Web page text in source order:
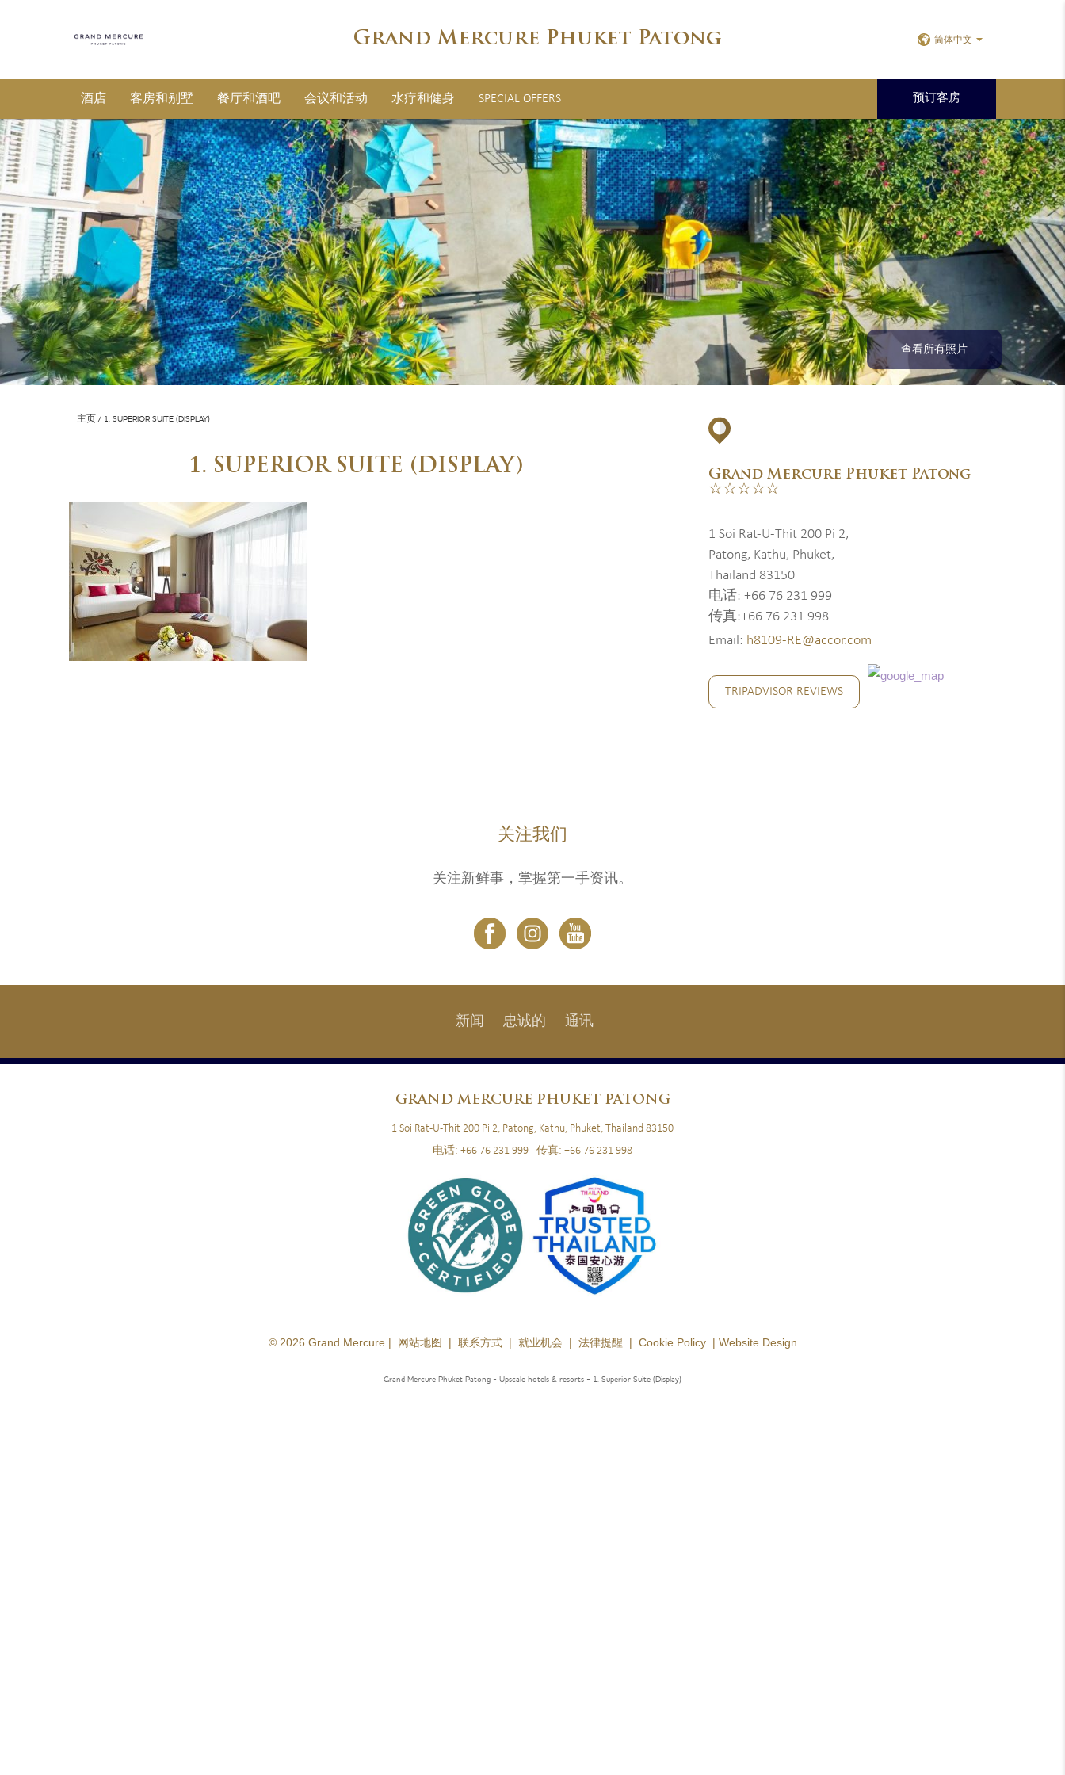
Grand Mercure Phuket Patong 简体中文
酒店 客房和别墅 餐厅和酒吧 会议和活动 水疗和健身 SPECIAL OFFERS 预订客房
查看所有照片
主页 1. SUPERIOR SUITE (DISPLAY)
1. SUPERIOR SUITE (DISPLAY)
Grand Mercure Phuket Patong
☆☆☆☆☆
1 Soi Rat-U-Thit 200 Pi 2,
Patong, Kathu, Phuket,
Thailand 83150
电话: +66 76 231 999
传真:+66 76 231 998
Email: h8109-RE@accor.com
TRIPADVISOR REVIEWS
关注我们
关注新鲜事，掌握第一手资讯。
新闻 忠诚的 通讯
GRANDMERCURE PHUKET PATONG
1 Soi Rat-U-Thit 200 Pi 2, Patong, Kathu, Phuket, Thailand 83150
电话: +66 76 231 999 - 传真: +66 76 231 998
© 2026 Grand Mercure | 网站地图 | 联系方式| 就业机会 | 法律提醒 | Cookie Policy| Website Design
Grand Mercure Phuket Patong - Upscale hotels & resorts - 1. Superior Suite (Display)